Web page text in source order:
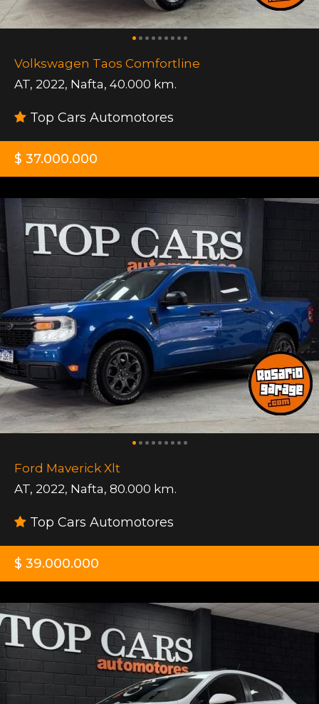
Volkswagen Taos Comfortline
AT, 2022, Nafta, 40.000 km.
Top Cars Automotores
$ 37.000.000
Ford Maverick Xlt
AT, 2022, Nafta, 80.000 km.
Top Cars Automotores
$ 39.000.000